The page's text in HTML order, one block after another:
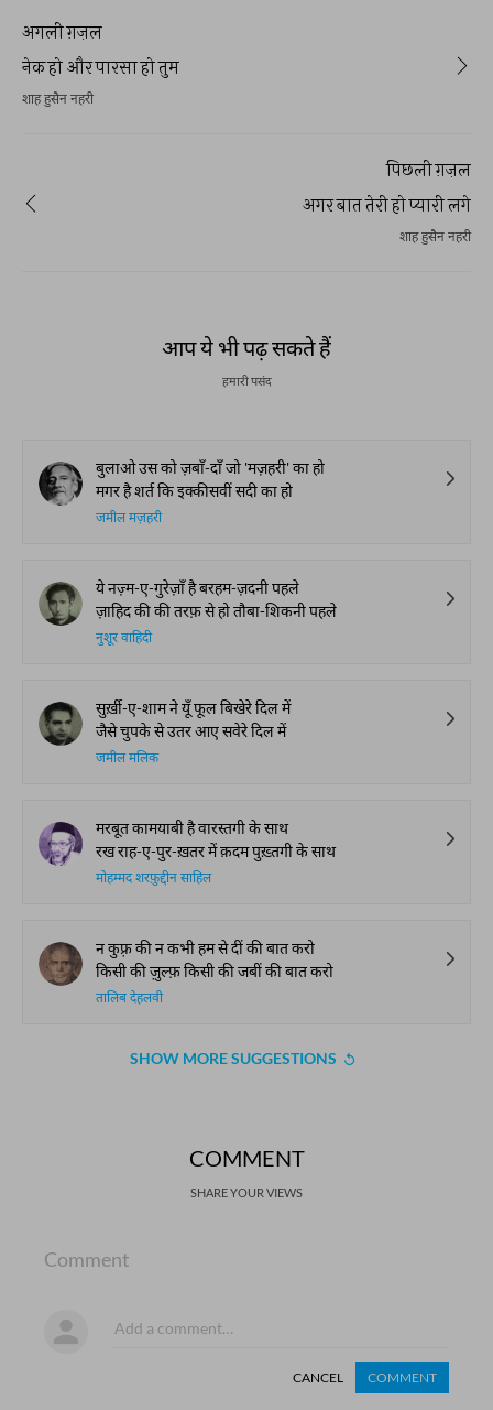
अगली ग़ज़ल
नेक हो और पारसा हो तुम
शाह हुसैन नहरी
पिछली ग़ज़ल
अगर बात तेरी हो प्यारी लगे
शाह हुसैन नहरी
आप ये भी पढ़ सकते हैं
हमारी पसंद
बुलाओ उस को ज़बाँ-दाँ जो 'मज़हरी' का हो
मगर है शर्त कि इक्कीसवीं सदी का हो
जमील मज़हरी
ये नज़्म-ए-गुरेज़ाँ है बरहम-ज़दनी पहले
ज़ाहिद की की तरफ़ से हो तौबा-शिकनी पहले
नुशूर वाहिदी
सुर्ख़ी-ए-शाम ने यूँ फूल बिखेरे दिल में
जैसे चुपके से उतर आए सवेरे दिल में
जमील मलिक
मरबूत कामयाबी है वारस्तगी के साथ
रख राह-ए-पुर-ख़तर में क़दम पुख़्तगी के साथ
मोहम्मद शरफ़ुद्दीन साहिल
न कुफ़्र की न कभी हम से दीं की बात करो
किसी की ज़ुल्फ़ किसी की जबीं की बात करो
तालिब देहलवी
SHOW MORE SUGGESTIONS
COMMENT
SHARE YOUR VIEWS
Comment
CANCEL COMMENT